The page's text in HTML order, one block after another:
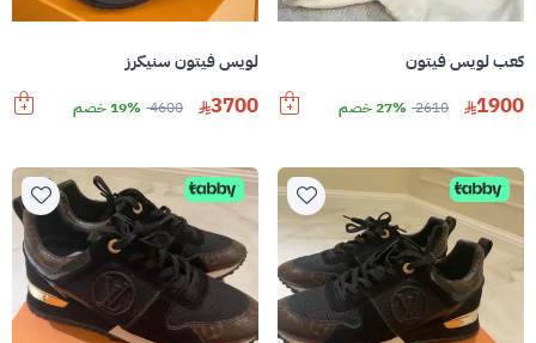
كعب لويس فيتون
1900
2610 27% خصم
لويس فيتون سنيكرز
3700
4600 19% خصم